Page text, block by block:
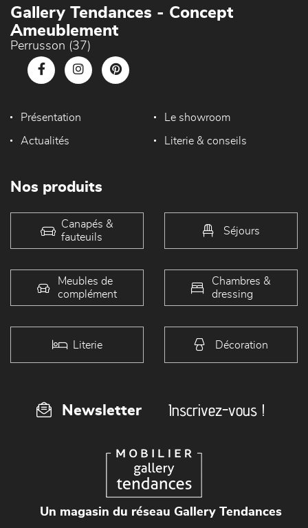
Gallery Tendances - Concept
Ameublement
Perrusson (37)
Présentation Le showroom
Actualités Literie & conseils
Nos produits
Canapés &
fauteuils
Séjours
Meubles de
complément
Chambres &
dressing
Literie Décoration
Newsletter Inscrivez-vous !
Un magasin du réseau Gallery Tendances